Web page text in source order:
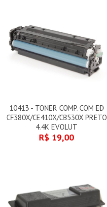
10413 - TONER COMP. COM ED
CF380X/CE410X/CB530X PRETO
4.4K EVOLUT
R$ 19,00